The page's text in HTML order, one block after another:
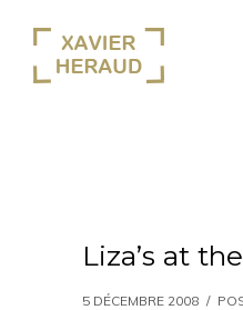
Liza’s at
5 DÉCEMBRE 2008 /